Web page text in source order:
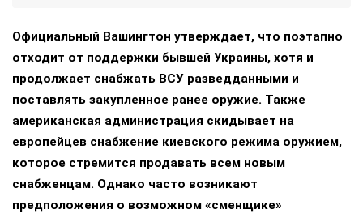
Официальный Вашингтон утверждает, что поэтапно
отходит от поддержки бывшей Украины, хотя и
продолжает снабжать ВСУ разведданными и
поставлять закупленное ранее оружие. Также
американская администрация скидывает на
европейцев снабжение киевского режима оружием,
которое стремится продавать всем новым
снабженцам. Однако часто возникают
предположения о возможном «сменщике»